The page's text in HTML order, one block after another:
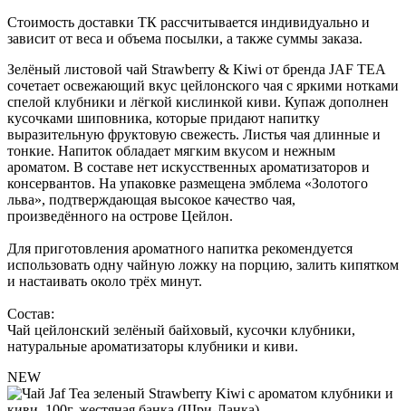
Стоимость доставки ТК рассчитывается индивидуально и
зависит от веса и объема посылки, а также суммы заказа.
Зелёный листовой чай Strawberry & Kiwi от бренда JAF TEA
сочетает освежающий вкус цейлонского чая с яркими нотками
спелой клубники и лёгкой кислинкой киви. Купаж дополнен
кусочками шиповника, которые придают напитку
выразительную фруктовую свежесть. Листья чая длинные и
тонкие. Напиток обладает мягким вкусом и нежным
ароматом. В составе нет искусственных ароматизаторов и
консервантов. На упаковке размещена эмблема «Золотого
льва», подтверждающая высокое качество чая,
произведённого на острове Цейлон.
Для приготовления ароматного напитка рекомендуется
использовать одну чайную ложку на порцию, залить кипятком
и настаивать около трёх минут.
Состав:
Чай цейлонский зелёный байховый, кусочки клубники,
натуральные ароматизаторы клубники и киви.
NEW